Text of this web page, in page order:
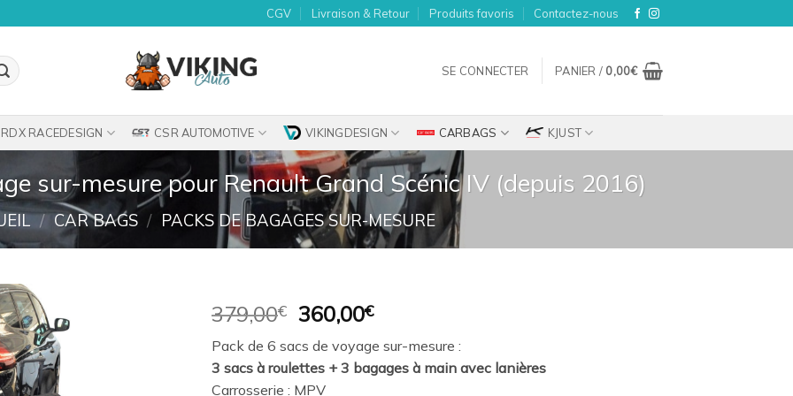
CGV Livraison & Retour Produits favoris Contactez-nous
SE CONNECTER PANIER / 0,00€
RDX RACEDESIGN CSR AUTOMOTIVE VIKINGDESIGN CARBAGS KJUST
sur-mesure pour Renault Grand Scénic IV (depuis 2016)
/ CAR BAGS / PACKS DE BAGAGES SUR-MESURE
379,00€ Le
prix
initial
était :
360,00€Le
actuel
est :
Pack de 6 sacs de voyage sur-mesure :
3 sacs à roulettes + 3 bagages à main avec lanières
Carrosserie : MPV